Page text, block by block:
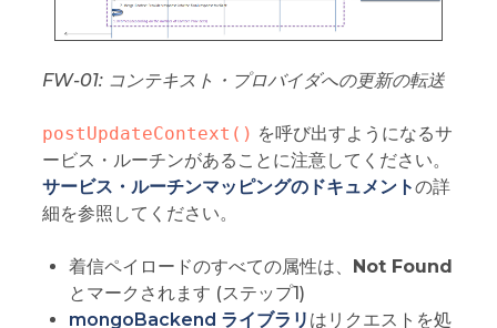
FW-01: コンテキスト・プロバイダへの更新の転送
postUpdateContext() を呼び出すようになるサ
ービス・ルーチンがあることに注意してください。
サービス・ルーチンマッピングのドキュメントの詳
細を参照してください。
着信ペイロードのすべての属性は、
Not Found
とマークされます (ステップ1)
mongoBackend ライブラリ はリクエストを処